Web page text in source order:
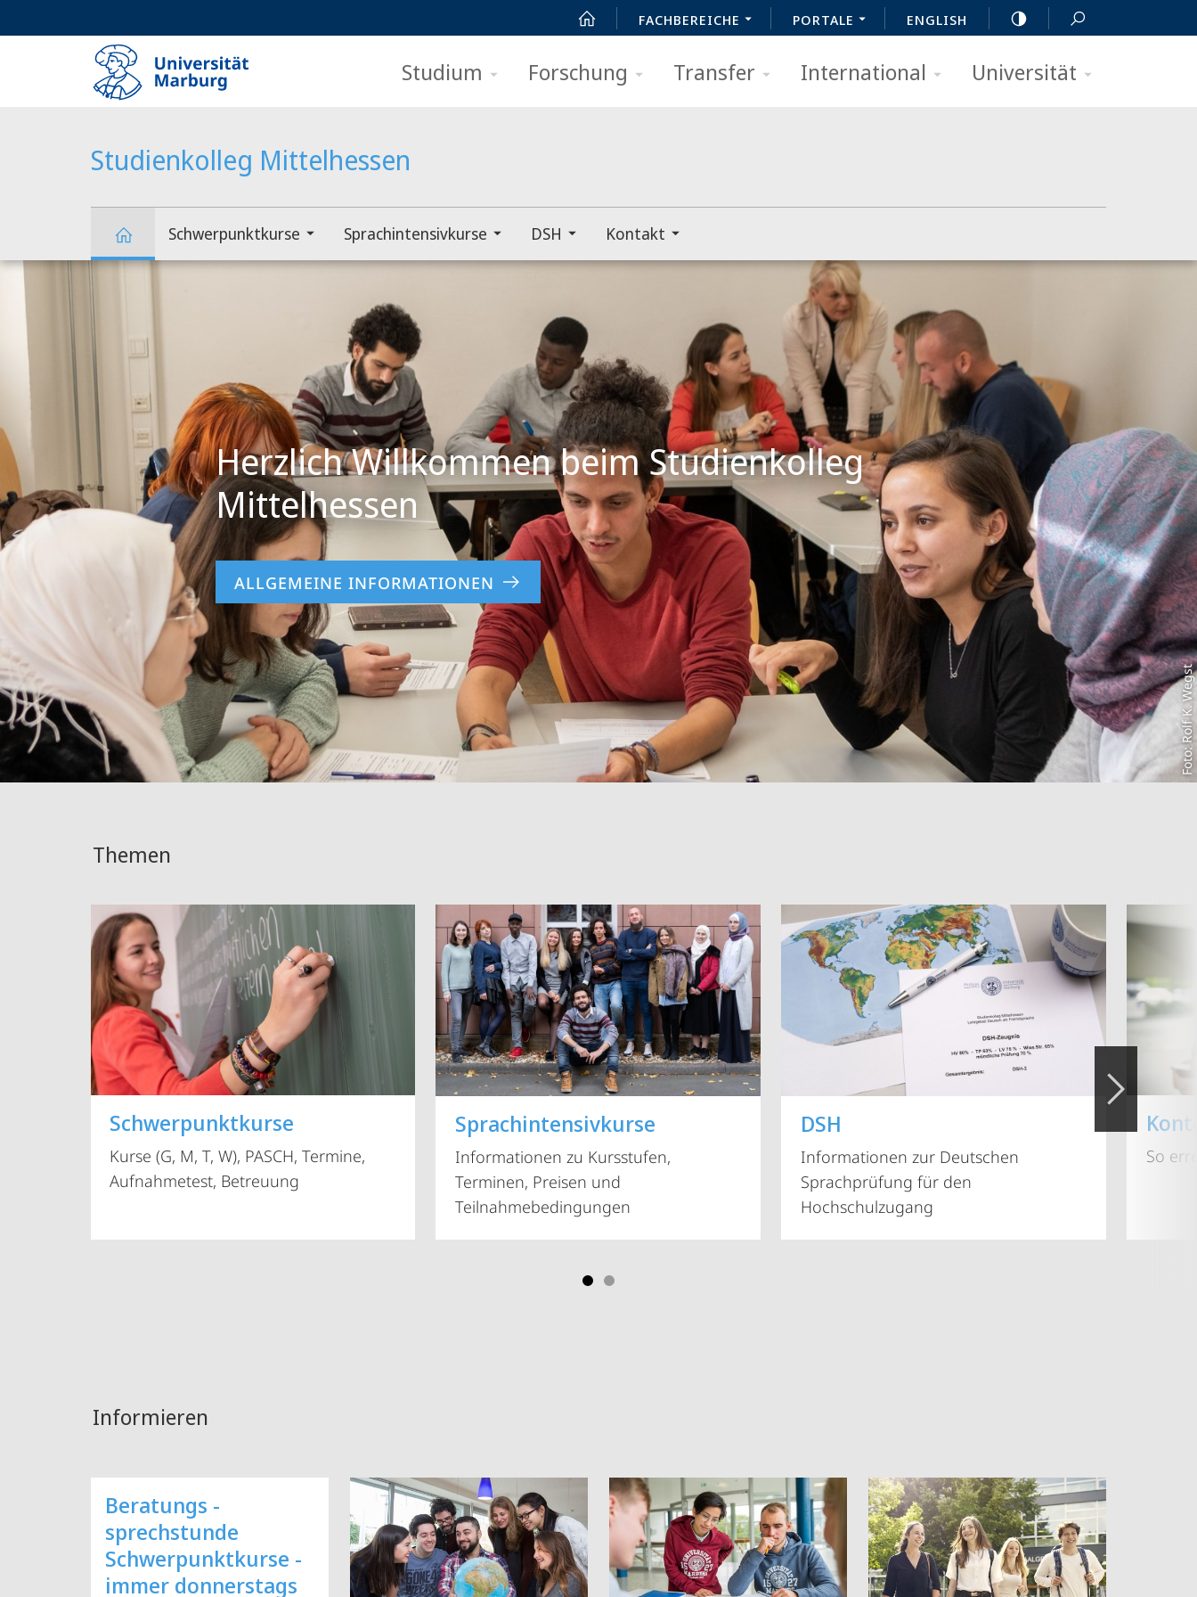
FACHBEREICHE PORTALE ENGLISH
Studium Forschung Transfer International Universität
Studienkolleg Mittelhessen
Schwerpunktkurse Sprachintensivkurse DSH Kontakt
Hauptinhalt
Foto: Rolf K. Wegst
Herzlich Willkommen beim Studienkolleg
Mittelhessen
ALLGEMEINE INFORMATIONEN
Themen
Schwerpunktkurse
Kurse (G, M, T, W), PASCH, Termine,
Aufnahmetest, Betreuung
Sprachintensivkurse
Informationen zu Kursstufen,
Terminen, Preisen und
Teilnahmebedingungen
DSH
Informationen zur Deutschen
Sprachprüfung für den
Hochschulzugang
So
Vorblättern
Informieren
Beratungs -
sprechstunde
Schwerpunktkurse -
immer donnerstags